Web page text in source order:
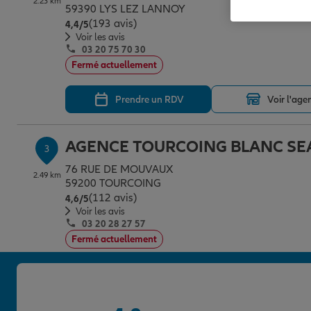
59390 LYS LEZ LANNOY
4,4/5Note de 4.4 sur 5
(193 avis)
Voir les avis
03 20 75 70 30
Fermé actuellement
Prendre un RDV Voir
3
2.49 km
AGENCE TOURCOING BLANC
76 RUE DE MOUVAUX
59200 TOURCOING
4,6/5Note de 4.6 sur 5
(112 avis)
Voir les avis
03 20 28 27 57
Fermé actuellement